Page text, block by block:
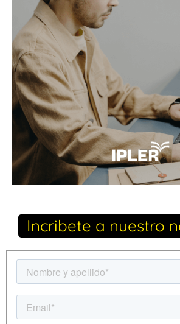
Incribete a nuestro